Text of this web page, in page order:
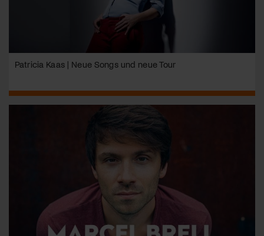
Patricia Kaas | Neue Songs und neue Tour